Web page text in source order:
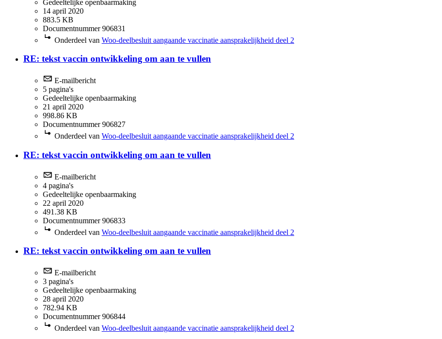
Gedeeltelijke openbaarmaking
14 april 2020
883.5 KB
Documentnummer 906831
Onderdeel van Woo-deelbesluit aangaande vaccinatie aansprakelijkheid deel 2
RE: tekst vaccin ontwikkeling om aan te vullen
E-mailbericht
5 pagina's
Gedeeltelijke openbaarmaking
21 april 2020
998.86 KB
Documentnummer 906827
Onderdeel van Woo-deelbesluit aangaande vaccinatie aansprakelijkheid deel 2
RE: tekst vaccin ontwikkeling om aan te vullen
E-mailbericht
4 pagina's
Gedeeltelijke openbaarmaking
22 april 2020
491.38 KB
Documentnummer 906833
Onderdeel van Woo-deelbesluit aangaande vaccinatie aansprakelijkheid deel 2
RE: tekst vaccin ontwikkeling om aan te vullen
E-mailbericht
3 pagina's
Gedeeltelijke openbaarmaking
28 april 2020
782.94 KB
Documentnummer 906844
Onderdeel van Woo-deelbesluit aangaande vaccinatie aansprakelijkheid deel 2